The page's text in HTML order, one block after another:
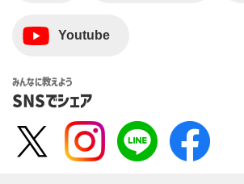
Youtube
みんなに教えよう
SNSでシェア